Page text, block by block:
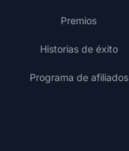
Premios
Historias de éxito
Programa de afiliados